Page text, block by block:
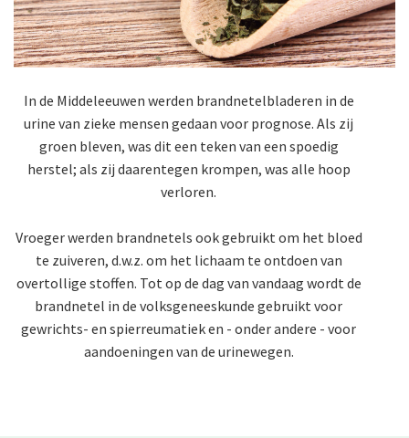
In de Middeleeuwen werden brandnetelbladeren in de
urine van zieke mensen gedaan voor prognose. Als zij
groen bleven, was dit een teken van een spoedig
herstel; als zij daarentegen krompen, was alle hoop
verloren.
Vroeger werden brandnetels ook gebruikt om het bloed
te zuiveren, d.w.z. om het lichaam te ontdoen van
overtollige stoffen. Tot op de dag van vandaag wordt de
brandnetel in de volksgeneeskunde gebruikt voor
gewrichts- en spierreumatiek en - onder andere - voor
aandoeningen van de urinewegen.